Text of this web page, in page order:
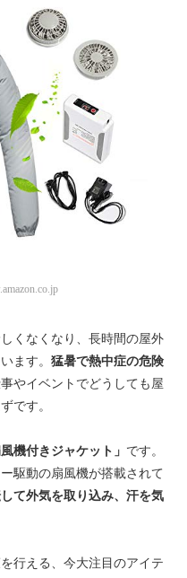
くなくなり、長時間の屋外
ます。 猛暑で熱中症の危険
やイベントでどうしても屋
です。
機付きジャケット」 です。
駆動の扇風機が搭載されて
て外気を取り込み、汗を気
行える、今大注目のアイテ